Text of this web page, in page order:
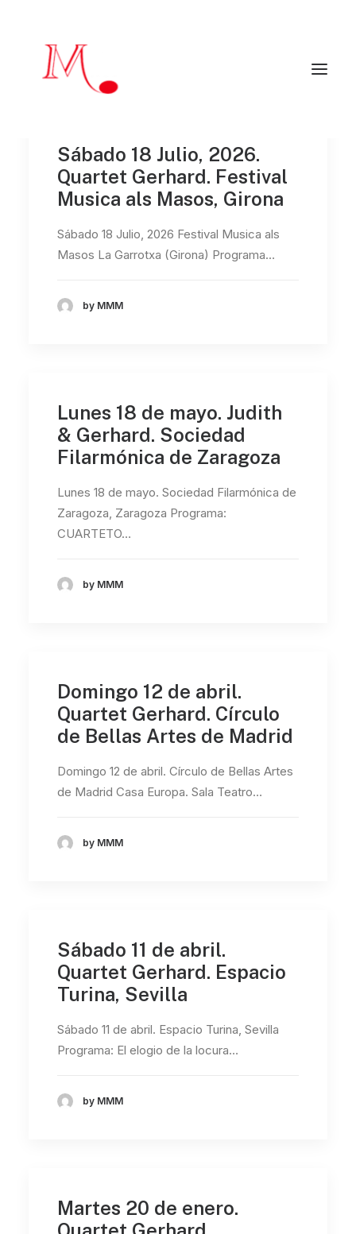
Mendialdua Music
Críticas y reseñas
Programadores
Sábado 18 Julio, 2026.
Quartet Gerhard. Festival
Musica als Masos, Girona
Sábado 18 Julio, 2026 Festival Musica als
Masos La Garrotxa (Girona) Programa…
by MMM
Lunes 18 de mayo. Judith
& Gerhard. Sociedad
Filarmónica de Zaragoza
Lunes 18 de mayo. Sociedad Filarmónica de
Zaragoza, Zaragoza Programa:
CUARTETO…
by MMM
Domingo 12 de abril.
Quartet Gerhard. Círculo
de Bellas Artes de Madrid
Domingo 12 de abril. Círculo de Bellas Artes
de Madrid Casa Europa. Sala Teatro…
by MMM
Sábado 11 de abril.
Quartet Gerhard. Espacio
Turina, Sevilla
Sábado 11 de abril. Espacio Turina, Sevilla
Programa: El elogio de la locura…
by MMM
Martes 20 de enero.